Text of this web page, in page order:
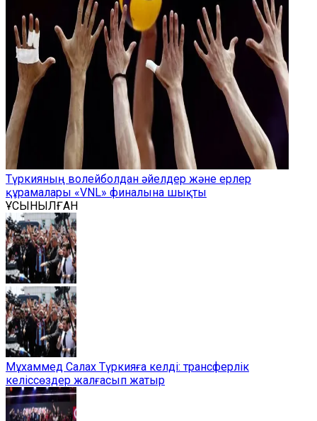
Түркияның волейболдан әйелдер және ерлер
құрамалары «VNL» финалына шықты
ҰСЫНЫЛҒАН
Мұхаммед Салах Түркияға келді: трансферлік
келіссөздер жалғасып жатыр